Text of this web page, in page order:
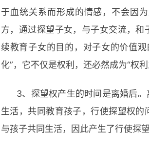
于血统关系而形成的情感，不会因
方，通过探望子女，与子女交流，
续教育子女的目的，对子女的价值
化”，它不仅是权利，还必然成为“权利
3、探望权产生的时间是离婚后
生活，共同教育孩子，行使探望权
与孩子共同生活，因此产生了行使探望